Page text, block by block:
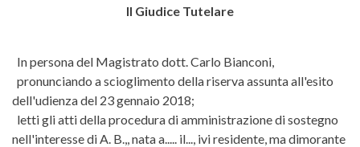
Il Giudice Tutelare
In persona del Magistrato dott. Carlo Bianconi,
pronunciando a scioglimento della riserva assunta all'esito
dell'udienza del 23 gennaio 2018;
letti gli atti della procedura di amministrazione di sostegno
nell'interesse di A. B.,, nata a..... il..., ivi residente, ma dimorante